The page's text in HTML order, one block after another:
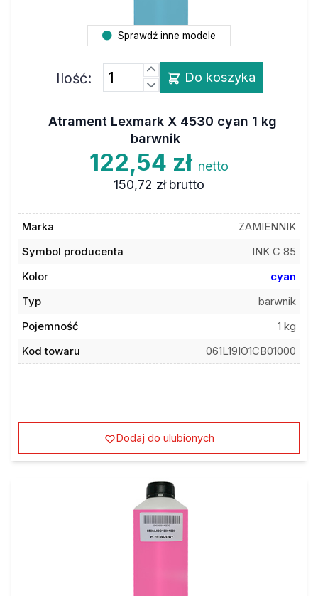
Sprawdź inne modele
Ilość: Do koszyka
Atrament Lexmark X 4530 cyan 1 kg
barwnik
122,54 zł netto
150,72 zł brutto
Marka
ZAMIENNIK
Symbol producenta
INK C 85
Kolor
cyan
Typ
barwnik
Pojemność
1 kg
Kod towaru
061L19IO1CB01000
Dodaj do ulubionych